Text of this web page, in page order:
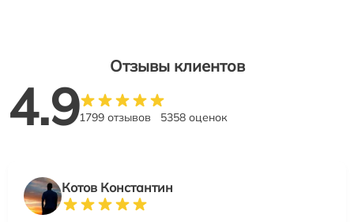
Отзывы клиентов
4.91799 отзывов 5358 оценок
Котов Константин